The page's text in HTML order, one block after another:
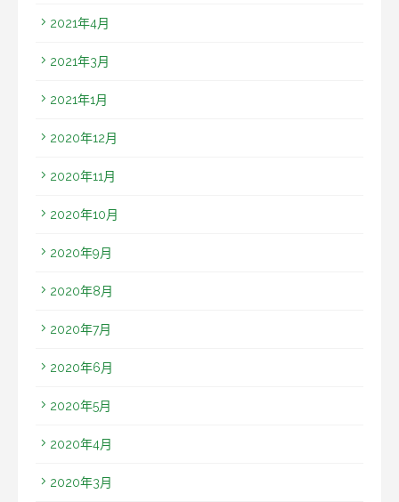
2021年4月
2021年3月
2021年1月
2020年12月
2020年11月
2020年10月
2020年9月
2020年8月
2020年7月
2020年6月
2020年5月
2020年4月
2020年3月